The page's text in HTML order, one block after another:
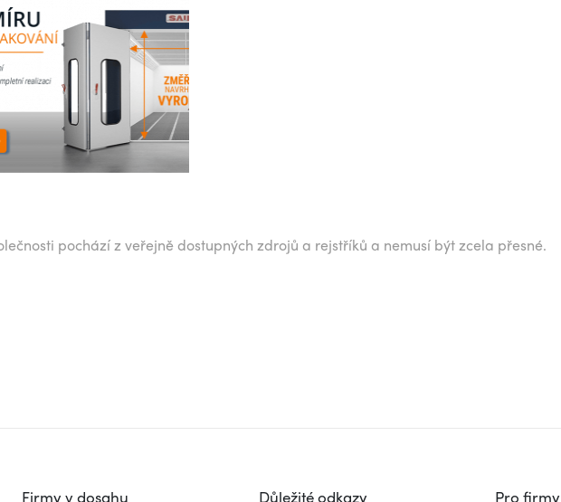
pochází z veřejně dostupných zdrojů a rejstříků a nemusí být zcela přesné.
Firmy v dosahu Důležité odkazy Pro firmy